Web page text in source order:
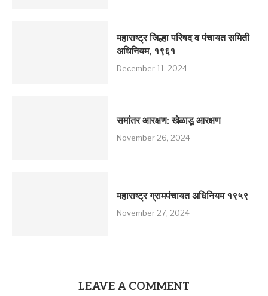
महाराष्ट्र जिल्हा परिषद व पंचायत समिती
अधिनियम, १९६१
December 11, 2024
समांतर आरक्षण: खेळाडू आरक्षण
November 26, 2024
महाराष्ट्र ग्रामपंचायत अधिनियम १९५९
November 27, 2024
LEAVE A COMMENT